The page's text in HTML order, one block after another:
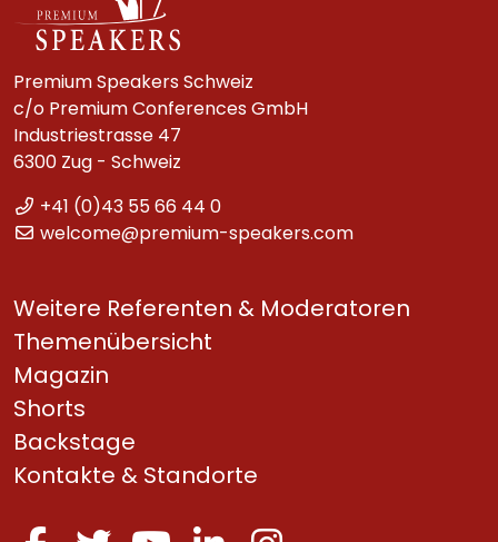
Premium Speakers Schweiz
c/o Premium Conferences GmbH
Industriestrasse 47
6300 Zug - Schweiz
+41 (0)43 55 66 44 0
welcome@premium-speakers.com
Weitere Referenten & Moderatoren
Themenübersicht
Magazin
Shorts
Backstage
Kontakte & Standorte